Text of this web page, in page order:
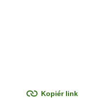
Kopiér link